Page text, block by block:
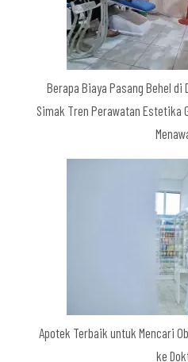
Berapa Biaya Pasang Behel
Simak Tren Perawatan Estetika
Apotek Terbaik untuk Mencari
ke